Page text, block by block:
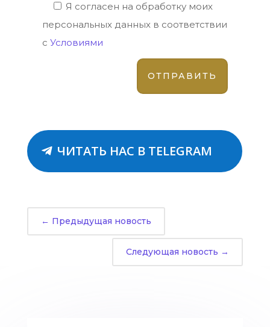
Я согласен на обработку моих
персональных данных в соответствии
с Условиями
ЧИТАТЬ НАС В TELEGRAM
← Предыдущая новость
Следующая новость →